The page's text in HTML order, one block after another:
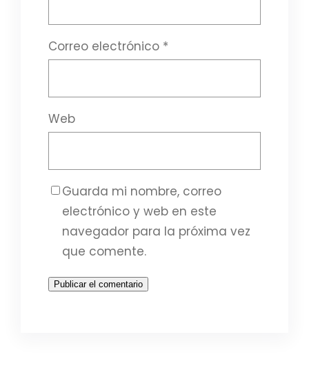
Correo electrónico *
Web
Guarda mi nombre, correo
electrónico y web en este
navegador para la próxima vez
que comente.